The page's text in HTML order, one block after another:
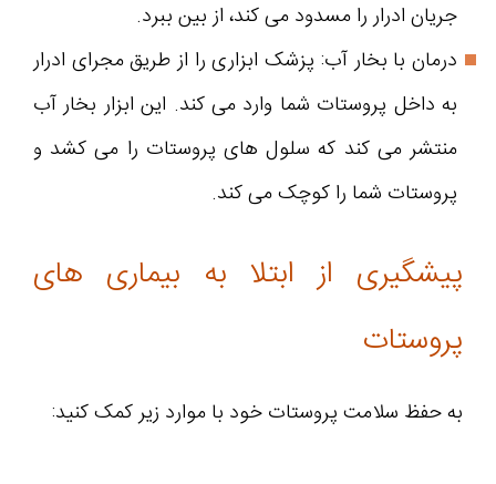
جریان ادرار را مسدود می کند، از بین ببرد.
درمان با بخار آب: پزشک ابزاری را از طریق مجرای ادرار
به داخل پروستات شما وارد می کند. این ابزار بخار آب
منتشر می کند که سلول های پروستات را می کشد و
پروستات شما را کوچک می کند.
پیشگیری از ابتلا به بیماری های
پروستات
به حفظ سلامت پروستات خود با موارد زیر کمک کنید: